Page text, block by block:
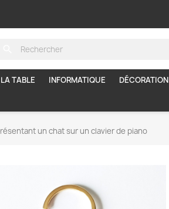
TABLE INFORMATIQUE DÉCORATION
un chat sur un clavier de piano